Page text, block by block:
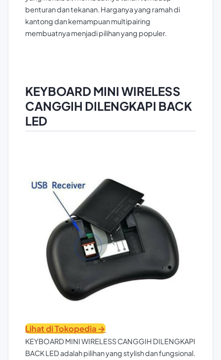
benturan dan tekanan. Harganya yang ramah di
kantong dan kemampuan multipairing
membuatnya menjadi pilihan yang populer.
KEYBOARD MINI WIRELESS
CANGGIH DILENGKAPI BACK
LED
Lihat di Tokopedia →
KEYBOARD MINI WIRELESS CANGGIH DILENGKAPI
BACK LED adalah pilihan yang stylish dan fungsional.